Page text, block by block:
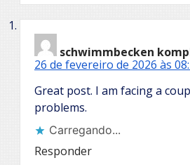
schwimmbecken
26 de fevereiro de 2026 às
Great post. I am facing a
problems.
Carregando...
Responder